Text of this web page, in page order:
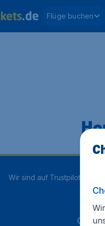
Flüge buchen
Wir sind auf Trustpilot mit